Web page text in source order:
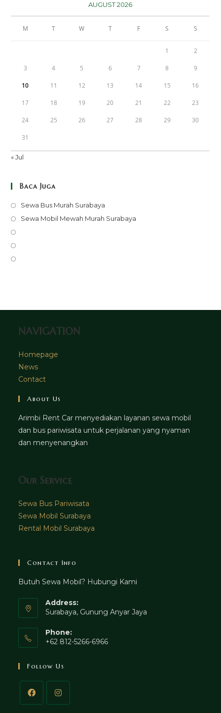
AUGUST 2026
M T W T F S S
1 2
3 4 5 6 7 8 9
10 11 12 13 14 15 16
17 18 19 20 21 22 23
24 25 26 27 28 29 30
31
« Jul
Baca Juga
Sewa Bus Murah Surabaya
in
Sewa Mobil Mewah Murah Surabaya
tab
NAVIGATION
Homepage
News
Contact
About Us
Arimbi Rent Car menyediakan layanan sewa mobil
dan bus pariwisata untuk perjalanan yang nyaman
dan menyenangkan
Our Service
Sewa Bus Pariwisata
Sewa Mobil Surabaya
Rental Mobil Surabaya
Contact Info
Butuh Sewa Mobil? Hubungi Kami
Address:
Surabaya, Gunung Anyar Jaya
Phone:
+62 812-5266-6966
Follow Us